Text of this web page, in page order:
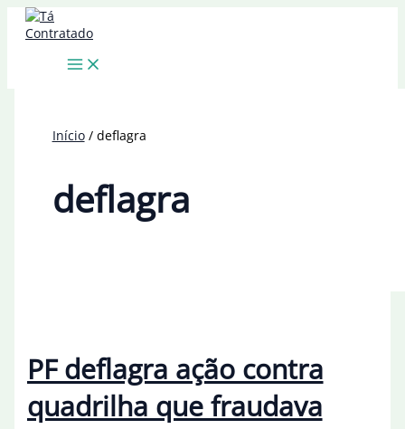
para
Início deflagra
deflagra
PF deflagra ação contra
quadrilha que fraudava